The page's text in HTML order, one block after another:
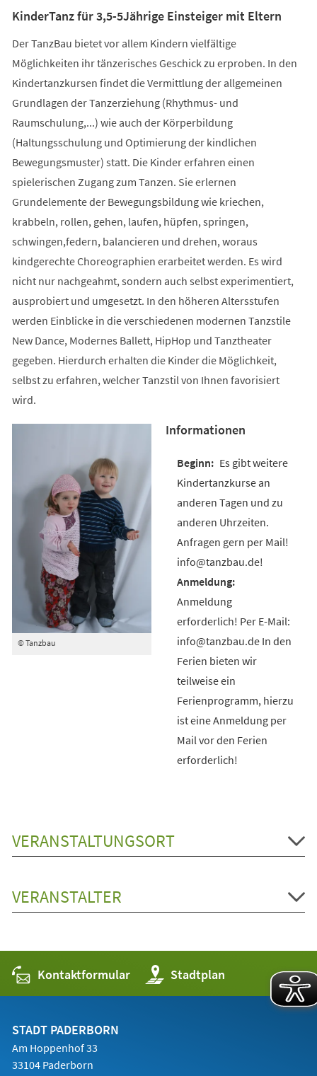
KinderTanz für 3,5-5Jährige Einsteiger mit Eltern
Der TanzBau bietet vor allem Kindern vielfältige
Möglichkeiten ihr tänzerisches Geschick zu erproben. In den
Kindertanzkursen findet die Vermittlung der allgemeinen
Grundlagen der Tanzerziehung (Rhythmus- und
Raumschulung,...) wie auch der Körperbildung
(Haltungsschulung und Optimierung der kindlichen
Bewegungsmuster) statt. Die Kinder erfahren einen
spielerischen Zugang zum Tanzen. Sie erlernen
Grundelemente der Bewegungsbildung wie kriechen,
krabbeln, rollen, gehen, laufen, hüpfen, springen,
schwingen,federn, balancieren und drehen, woraus
kindgerechte Choreographien erarbeitet werden. Es wird
nicht nur nachgeahmt, sondern auch selbst experimentiert,
ausprobiert und umgesetzt. In den höheren Altersstufen
werden Einblicke in die verschiedenen modernen Tanzstile
New Dance, Modernes Ballett, HipHop und Tanztheater
gegeben. Hierdurch erhalten die Kinder die Möglichkeit,
selbst zu erfahren, welcher Tanzstil von Ihnen favorisiert
wird.
© Tanzbau
Informationen
Es gibt weitere
Kindertanzkurse an
anderen Tagen und zu
anderen Uhrzeiten.
Anfragen gern per Mail!
info@tanzbau.de!
Anmeldung
erforderlich! Per E-Mail:
info@tanzbau.de In den
Ferien bieten wir
teilweise ein
Ferienprogramm, hierzu
ist eine Anmeldung per
Mail vor den Ferien
erforderlich!
VERANSTALTUNGSORT
VERANSTALTER
Kontaktformular Stadtplan
(Öffnet
in
einem
STADT PADERBORN
Am Hoppenhof 33
33104 Paderborn